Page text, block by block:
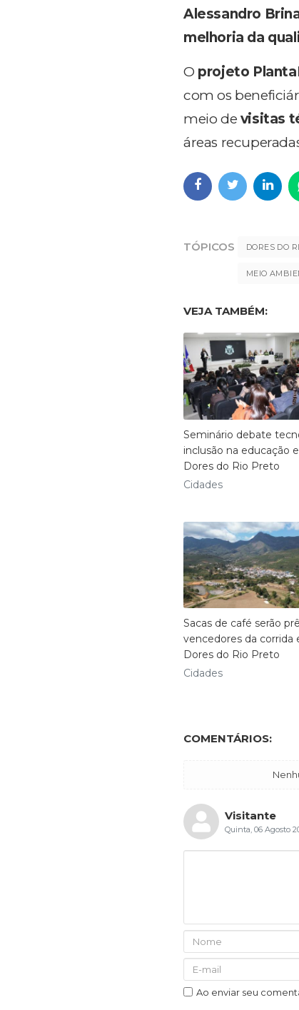
Alessandro
melhoria da
O projeto
com os
meio de visitas
áreas
TÓPICOS DORES DO
MEIO
VEJA TAMBÉM:
Seminário debate
inclusão na educação
Dores do Rio Preto
Cidades
Sacas de café serão
vencedores da corrida
Dores do Rio Preto
Cidades
COMENTÁRIOS:
Visitante
Quinta, 06 Agosto
Ao enviar seu